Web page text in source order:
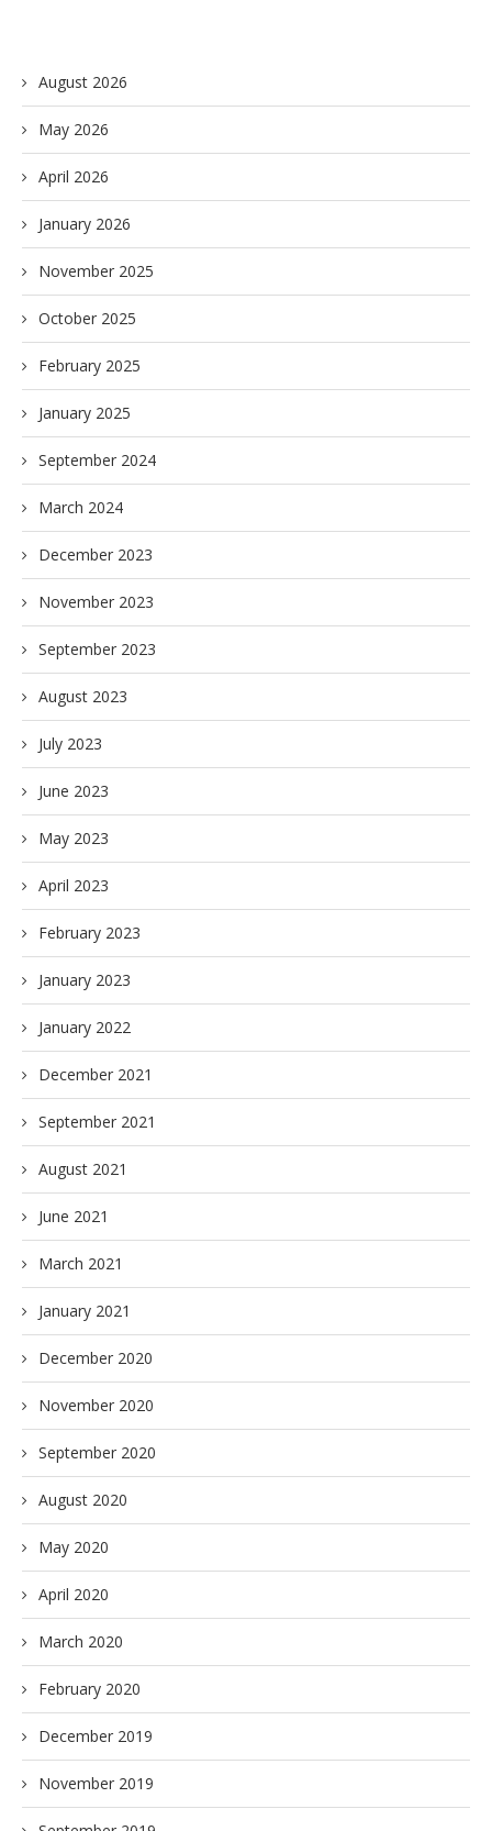
August 2026
May 2026
April 2026
January 2026
November 2025
October 2025
February 2025
January 2025
September 2024
March 2024
December 2023
November 2023
September 2023
August 2023
July 2023
June 2023
May 2023
April 2023
February 2023
January 2023
January 2022
December 2021
September 2021
August 2021
June 2021
March 2021
January 2021
December 2020
November 2020
September 2020
August 2020
May 2020
April 2020
March 2020
February 2020
December 2019
November 2019